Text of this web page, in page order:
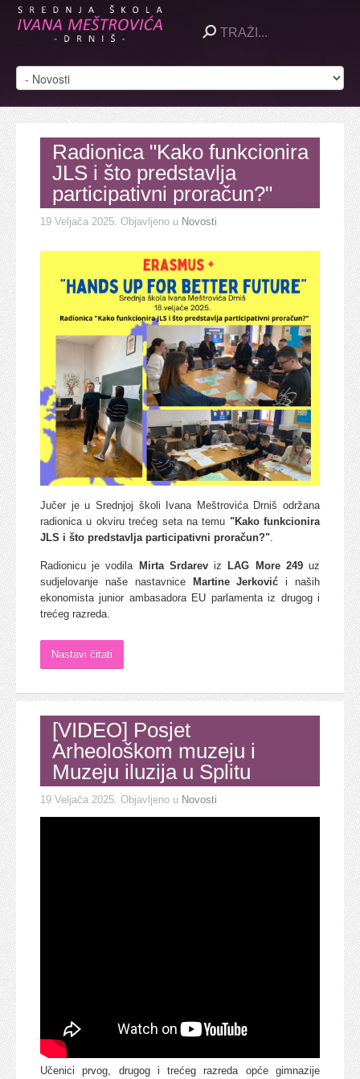
Radionica "Kako funkcionira
JLS i što predstavlja
participativni proračun?"
19 Veljača 2025. Objavljeno u Novosti
Jučer je u Srednjoj školi Ivana Meštrovića Drniš održana
radionica u okviru trećeg seta na temu "Kako funkcionira
JLS i što predstavlja participativni proračun?"
Radionicu je vodila Mirta Srdareviz LAG More 249uz
sudjelovanje naše nastavnice
Martine Jerković i naših
ekonomista junior ambasadora EU parlamenta iz drugog i
trećeg razreda.
Nastavi čitati
[VIDEO] Posjet
Arheološkom muzeju i
Muzeju iluzija u Splitu
19 Veljača 2025 . Objavljeno u Novosti
Učenici prvog, drugog i trećeg razreda opće gimnazije